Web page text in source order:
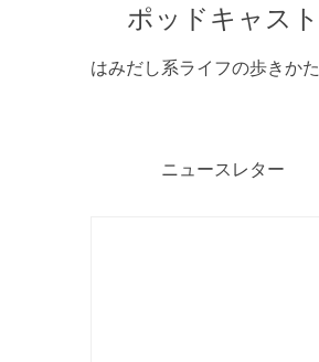
ポッドキャスト
はみだし系ライフの歩きかた
ニュースレター